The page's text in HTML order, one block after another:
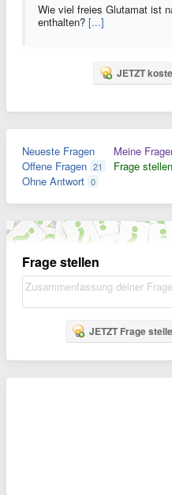
Wie viel freies Glutamat ist
enthalten? [...]
JETZT
Neueste Fragen
Offene Fragen 21
Ohne Antwort 0
Meine
Frage stellen
Frage stellen
JETZT Frage